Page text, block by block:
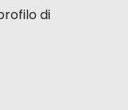
di